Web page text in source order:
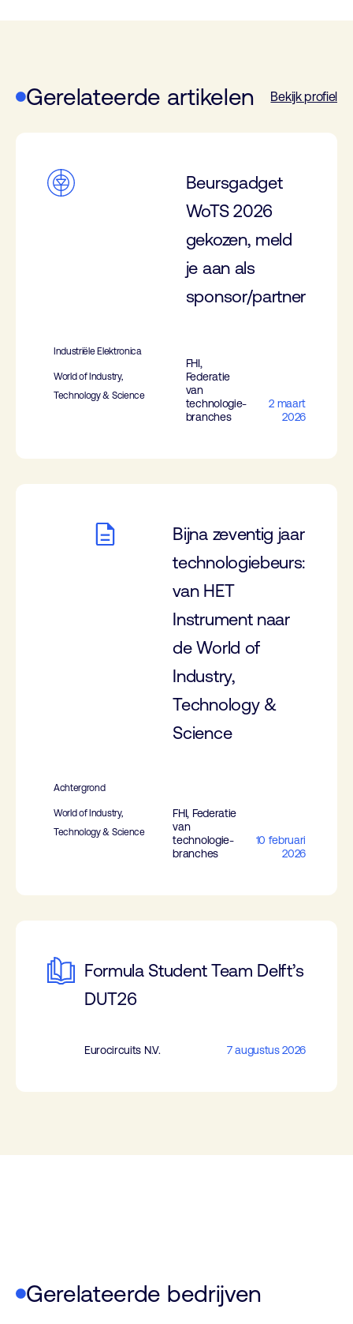
Gerelateerde artikelen Bekijk profiel
Beursgadget
WoTS 2026
gekozen, meld
je aan als
sponsor/partner
Industriële Elektronica
World of Industry,
Technology & Science
FHI,
Federatie
van
technologie-
branches
2 maart
2026
Bijna zeventig jaar
technologiebeurs:
van HET
Instrument naar
de World of
Industry,
Technology &
Science
Achtergrond
World of Industry,
Technology & Science
FHI, Federatie
van
technologie-
branches
10 februari
2026
Formula Student Team Delft’s
DUT26
Eurocircuits N.V. 7 augustus 2026
Gerelateerde bedrijven